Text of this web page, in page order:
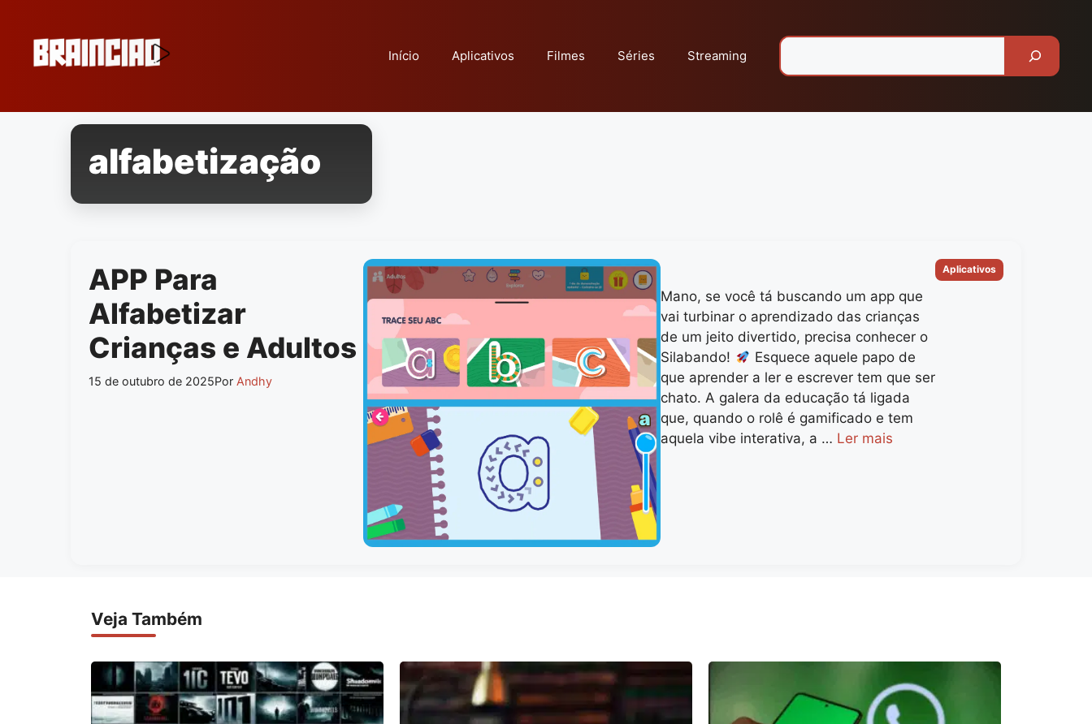
conteúdo
Início Aplicativos Filmes Séries Streaming
alfabetização
APP Para
Alfabetizar
Crianças e Adultos
15 de outubro de 2025Por Andhy
Mano, se você tá buscando um app que
vai turbinar o aprendizado das crianças
de um jeito divertido, precisa conhecer o
Silabando!
Esquece aquele papo de
que aprender a ler e escrever tem que ser
chato. A galera da educação tá ligada
que, quando o rolê é gamificado e tem
aquela vibe interativa, a … Ler mais
Categorias
Aplicativos
Veja Também